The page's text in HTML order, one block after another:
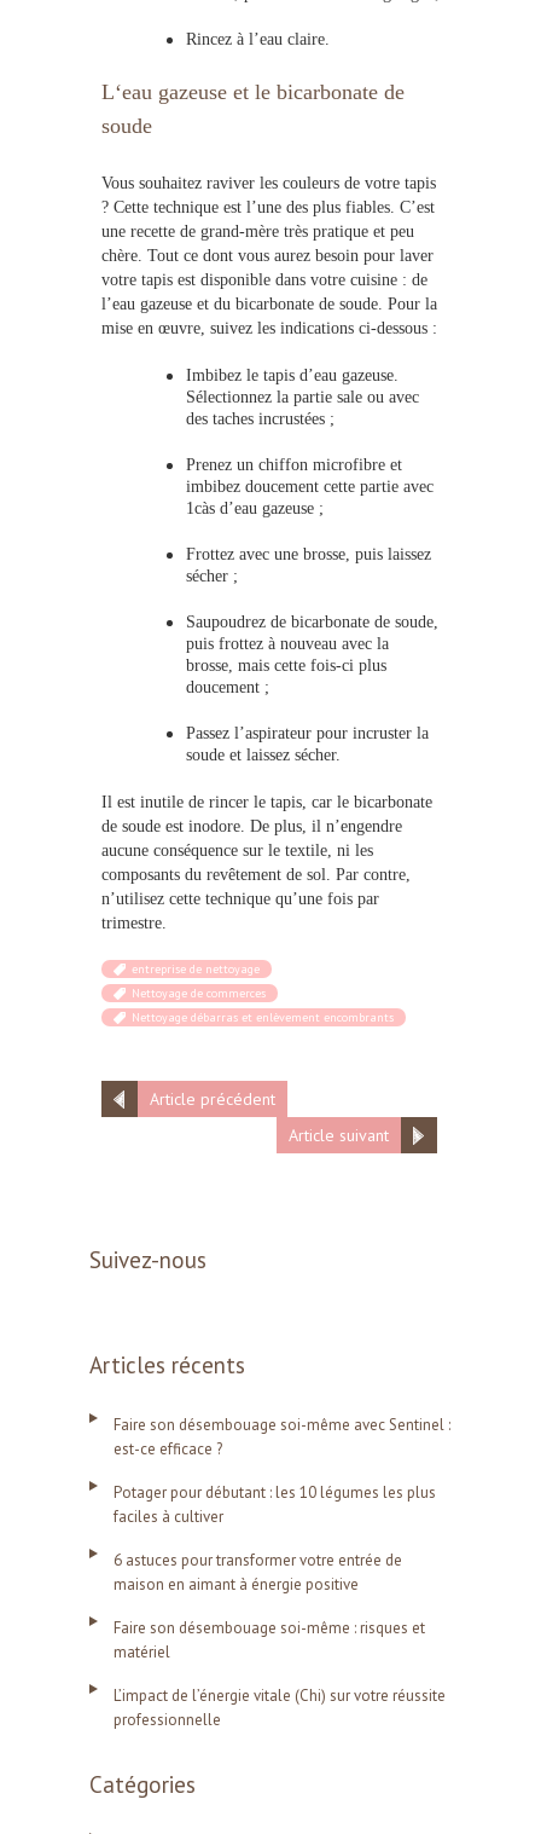
Rincez à l’eau claire.
L‘eau gazeuse et le bicarbonate de
soude
Vous souhaitez raviver les couleurs de votre tapis
? Cette technique est l’une des plus fiables. C’est
une recette de grand-mère très pratique et peu
chère. Tout ce dont vous aurez besoin pour laver
votre tapis est disponible dans votre cuisine : de
l’eau gazeuse et du bicarbonate de soude. Pour la
mise en œuvre, suivez les indications ci-dessous :
Imbibez le tapis d’eau gazeuse.
Sélectionnez la partie sale ou avec
des taches incrustées ;
Prenez un chiffon microfibre et
imbibez doucement cette partie avec
1càs d’eau gazeuse ;
Frottez avec une brosse, puis laissez
sécher ;
Saupoudrez de bicarbonate de soude,
puis frottez à nouveau avec la
brosse, mais cette fois-ci plus
doucement ;
Passez l’aspirateur pour incruster la
soude et laissez sécher.
Il est inutile de rincer le tapis , car le bicarbonate
de soude est inodore. De plus, il n’engendre
aucune conséquence sur le textile, ni les
composants du revêtement de sol. Par contre,
n’utilisez cette technique qu’une fois par
trimestre.
entreprise de nettoyage
Nettoyage de commerces
Nettoyage débarras et enlèvement encombrants
Article précédent
Article suivant
Suivez-nous
Articles récents
Faire son désembouage soi-même avec Sentinel :
est-ce efficace ?
Potager pour débutant : les 10 légumes les plus
faciles à cultiver
6 astuces pour transformer votre entrée de
maison en aimant à énergie positive
Faire son désembouage soi-même : risques et
matériel
L’impact de l’énergie vitale (Chi) sur votre réussite
professionnelle
Catégories